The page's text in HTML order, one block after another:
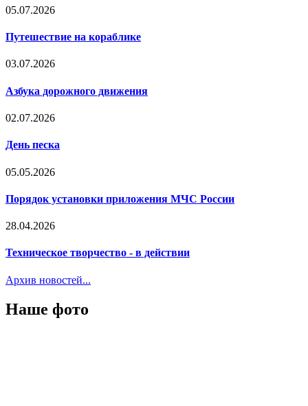
05.07.2026
Путешествие на кораблике
03.07.2026
Азбука дорожного движения
02.07.2026
День песка
05.05.2026
Порядок установки приложения МЧС России
28.04.2026
Техническое творчество - в действии
Архив новостей...
Наше фото